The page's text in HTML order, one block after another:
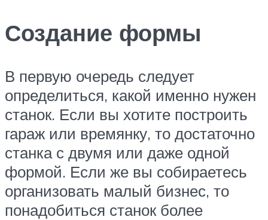
Создание формы
В первую очередь следует
определиться, какой именно нужен
станок. Если вы хотите построить
гараж или времянку, то достаточно
станка с двумя или даже одной
формой. Если же вы собираетесь
организовать малый бизнес, то
понадобиться станок более